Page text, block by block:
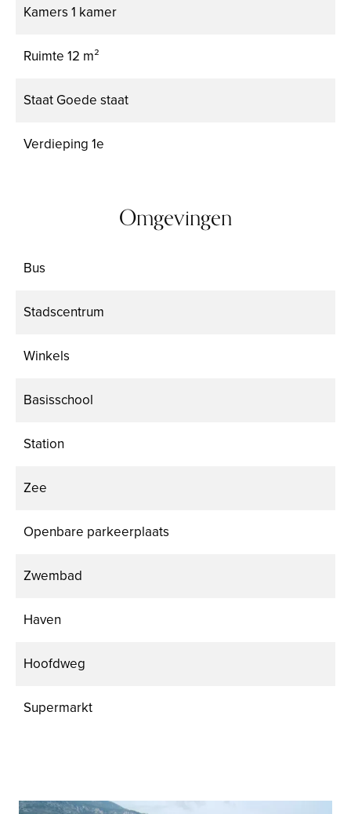
Kamers 1 kamer
Ruimte 12 m²
Staat Goede staat
Verdieping 1e
Omgevingen
Bus
Stadscentrum
Winkels
Basisschool
Station
Zee
Openbare parkeerplaats
Zwembad
Haven
Hoofdweg
Supermarkt